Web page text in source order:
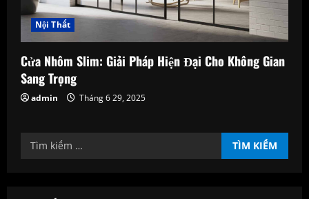
Nội Thất
Cửa Nhôm Slim: Giải Pháp Hiện Đại Cho Không Gian
Sang Trọng
admin Tháng 6 29, 2025
Tìm
kiếm